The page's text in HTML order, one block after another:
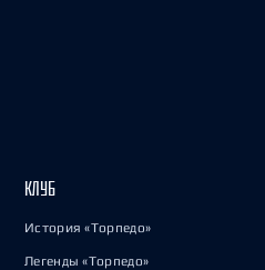
КЛУБ
История «Торпедо»
Легенды «Торпедо»